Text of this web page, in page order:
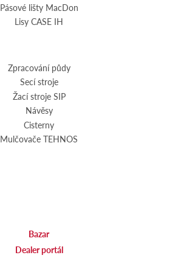
Pásové lišty MacDon
Lisy CASE IH
Zpracování půdy
Secí stroje
Žací stroje SIP
Návěsy
Cisterny
Mulčovače TEHNOS
Bazar
Dealer portál